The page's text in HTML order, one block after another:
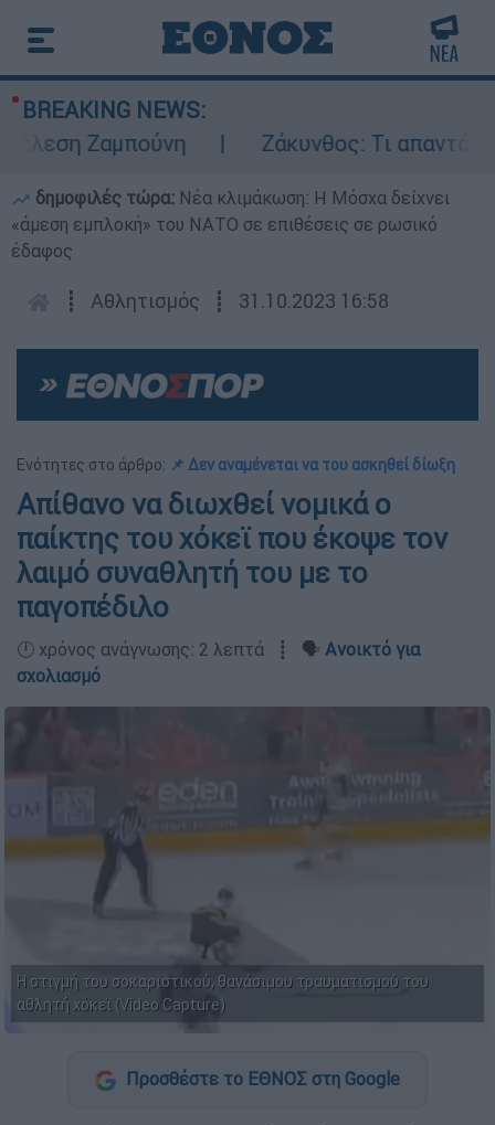
BREAKING NEWS:
Ζαμπούνη
Ζάκυνθος: Τι απαντά η
δημοφιλές τώρα: Νέα κλιμάκωση: Η Μόσχα δείχνει
«άμεση εμπλοκή» του ΝΑΤΟ σε επιθέσεις σε ρωσικό
έδαφος
┋ Αθλητισμός ┋ 31.10.2023 16:58
Ενότητες στο άρθρο: 📌 Δεν αναμένεται να του ασκηθεί δίωξη
Απίθανο να διωχθεί νομικά ο
παίκτης του χόκεϊ που έκοψε τον
λαιμό συναθλητή του με το
παγοπέδιλο
🕛 χρόνος ανάγνωσης: 2 λεπτά ┋ 🗣️ Ανοικτό για
σχολιασμό
Η στιγμή του σοκαριστικού, θανάσιμου τραυματισμού του
αθλητή χόκεϊ (Video Capture)
Προσθέστε το ΕΘΝΟΣ στη Google